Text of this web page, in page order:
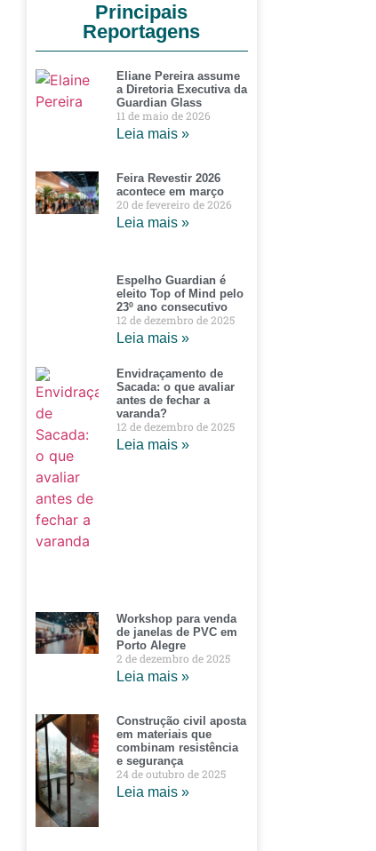
Principais
Reportagens
Eliane Pereira assume
a Diretoria Executiva da
Guardian Glass
11 de maio de 2026
Leia mais »
Feira Revestir 2026
acontece em março
20 de fevereiro de 2026
Leia mais »
Espelho Guardian é
eleito Top of Mind pelo
23º ano consecutivo
12 de dezembro de 2025
Leia mais »
Envidraçamento de
Sacada: o que avaliar
antes de fechar a
varanda?
12 de dezembro de 2025
Leia mais »
Workshop para venda
de janelas de PVC em
Porto Alegre
2 de dezembro de 2025
Leia mais »
Construção civil aposta
em materiais que
combinam resistência
e segurança
24 de outubro de 2025
Leia mais »